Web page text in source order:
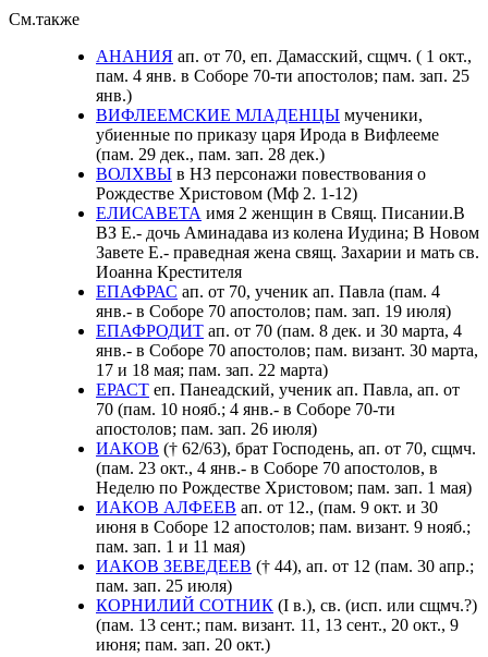
См.также
АНАНИЯ ап. от 70, еп. Дамасский, сщмч. ( 1 окт.,
пам. 4 янв. в Соборе 70-ти апостолов; пам. зап. 25
янв.)
ВИФЛЕЕМСКИЕ МЛАДЕНЦЫ мученики,
убиенные по приказу царя Ирода в Вифлееме
(пам. 29 дек., пам. зап. 28 дек.)
ВОЛХВЫ в НЗ персонажи повествования о
Рождестве Христовом (Мф 2. 1-12)
ЕЛИСАВЕТА имя 2 женщин в Свящ. Писании.В
ВЗ Е.- дочь Аминадава из колена Иудина; В Новом
Завете Е.- праведная жена свящ. Захарии и мать св.
Иоанна Крестителя
ЕПАФРАС ап. от 70, ученик ап. Павла (пам. 4
янв.- в Соборе 70 апостолов; пам. зап. 19 июля)
ЕПАФРОДИТ ап. от 70 (пам. 8 дек. и 30 марта, 4
янв.- в Соборе 70 апостолов; пам. визант. 30 марта,
17 и 18 мая; пам. зап. 22 марта)
ЕРАСТ еп. Панеадский, ученик ап. Павла, ап. от
70 (пам. 10 нояб.; 4 янв.- в Соборе 70-ти
апостолов; пам. зап. 26 июля)
ИАКОВ († 62/63), брат Господень, ап. от 70, сщмч.
(пам. 23 окт., 4 янв.- в Соборе 70 апостолов, в
Неделю по Рождестве Христовом; пам. зап. 1 мая)
ИАКОВ АЛФЕЕВ ап. от 12., (пам. 9 окт. и 30
июня в Соборе 12 апостолов; пам. визант. 9 нояб.;
пам. зап. 1 и 11 мая)
ИАКОВ ЗЕВЕДЕЕВ († 44), ап. от 12 (пам. 30 апр.;
пам. зап. 25 июля)
КОРНИЛИЙ СОТНИК (I в.), св. (исп. или сщмч.?)
(пам. 13 сент.; пам. визант. 11, 13 сент., 20 окт., 9
июня; пам. зап. 20 окт.)